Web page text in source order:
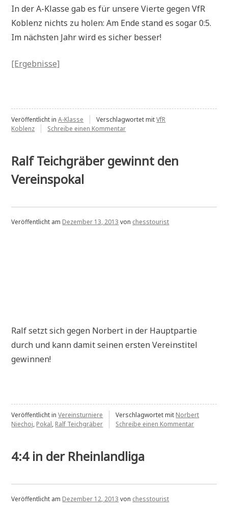
In der A-Klasse gab es für unsere Vierte gegen VfR
Koblenz nichts zu holen: Am Ende stand es sogar 0:5.
Im nächsten Jahr wird es sicher besser!
[Ergebnisse]
Veröffentlicht inA-Klasse Verschlagwortet mitVfR
Koblenz
Schreibe einen Kommentarzu
der
Ralf Teichgräber gewinnt den
Vereinspokal
Veröffentlicht am Dezember 13, 2013 von chesstourist
Ralf setzt sich gegen Norbert in der Hauptpartie
durch und kann damit seinen ersten Vereinstitel
gewinnen!
Veröffentlicht inVereinsturniere Verschlagwortet mit Norbert
Niechoj, Pokal, Ralf Teichgräber Schreibe einen Kommentarzu
4:4 in der Rheinlandliga
Veröffentlicht am Dezember 12, 2013 von chesstourist